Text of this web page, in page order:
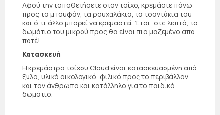
Αφού την τοποθετήσετε στον τοίχο, κρεμάστε πάνω
προς τα μπουφάν, τα ρουχαλάκια, τα τσαντάκια του
και ό,τι άλλο μπορεί να κρεμαστεί. Έτσι, στο λεπτό, το
δωμάτιο του μικρού προς θα είναι πιο μαζεμένο από
ποτέ!
Κατασκευή
Η κρεμάστρα τοίχου Cloud είναι κατασκευασμένη από
ξύλο, υλικό οικολογικό, φιλικό προς το περιβάλλον
και τον άνθρωπο και κατάλληλο για το παιδικό
δωμάτιο.